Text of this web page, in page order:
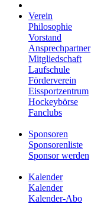
Verein
Philosophie
Vorstand
Ansprechpartner
Mitgliedschaft
Laufschule
Förderverein
Eissportzentrum
Hockeybörse
Fanclubs
Sponsoren
Sponsorenliste
Sponsor werden
Kalender
Kalender
Kalender-Abo